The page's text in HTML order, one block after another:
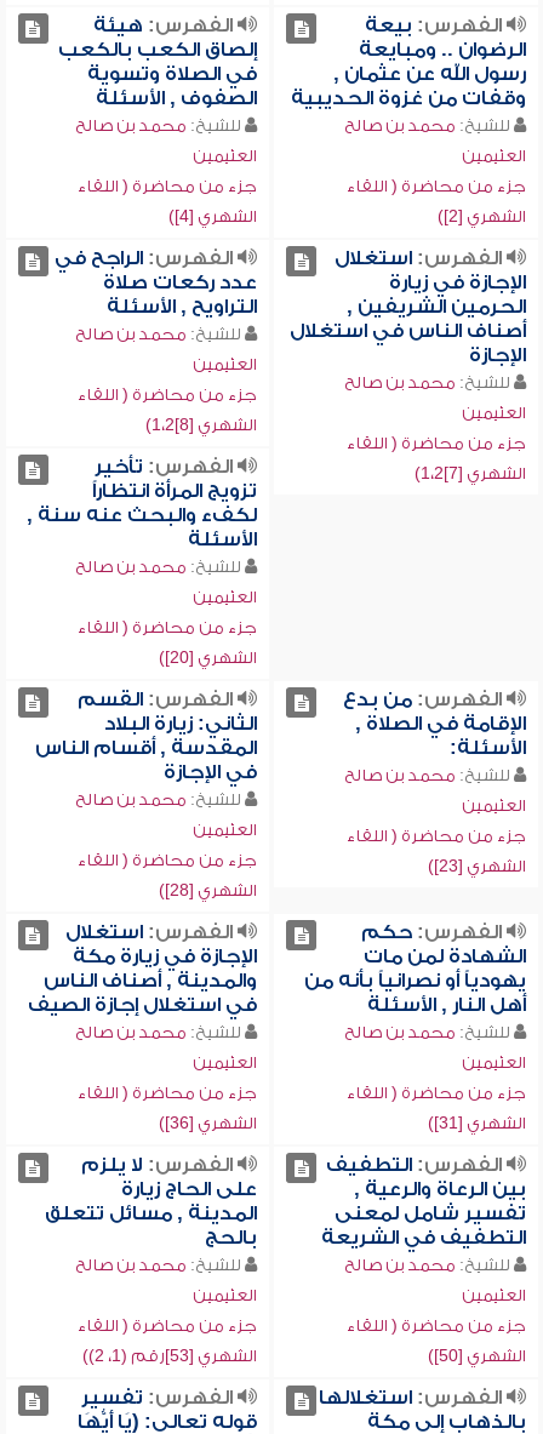
الفهرس: بيعة
الرضوان .. ومبايعة
رسول الله عن عثمان ,
وقفات من غزوة الحديبية
للشيخ: محمد بن صالح
العثيمين
جزء من محاضرة ( اللقاء
الشهري [2])
الفهرس: هيئة
إلصاق الكعب بالكعب
في الصلاة وتسوية
الصفوف , الأسئلة
للشيخ: محمد بن صالح
العثيمين
جزء من محاضرة ( اللقاء
الشهري [4])
الفهرس:استغلال
الإجازة في زيارة
الحرمين الشريفين ,
أصناف الناس في استغلال
الإجازة
للشيخ: محمد بن صالح
العثيمين
جزء من محاضرة ( اللقاء
الشهري [7]1،2)
الفهرس:الراجح في
عدد ركعات صلاة
التراويح , الأسئلة
للشيخ: محمد بن صالح
العثيمين
جزء من محاضرة ( اللقاء
الشهري [8]1،2)
الفهرس: تأخير
تزويج المرأة انتظاراً
لكفء والبحث عنه سنة ,
الأسئلة
للشيخ: محمد بن صالح
العثيمين
جزء من محاضرة ( اللقاء
الشهري [20])
الفهرس:من بدع
الإقامة في الصلاة ,
الأسئلة:
للشيخ: محمد بن صالح
العثيمين
جزء من محاضرة ( اللقاء
الشهري [23])
الفهرس:القسم
الثاني: زيارة البلاد
المقدسة , أقسام الناس
في الإجازة
للشيخ: محمد بن صالح
العثيمين
جزء من محاضرة ( اللقاء
الشهري [28])
الفهرس:حكم
الشهادة لمن مات
يهودياً أو نصرانياً بأنه من
أهل النار , الأسئلة
للشيخ: محمد بن صالح
العثيمين
جزء من محاضرة ( اللقاء
الشهري [31])
الفهرس:استغلال
الإجازة في زيارة مكة
والمدينة , أصناف الناس
في استغلال إجازة الصيف
للشيخ: محمد بن صالح
العثيمين
جزء من محاضرة ( اللقاء
الشهري [36])
الفهرس:التطفيف
بين الرعاة والرعية ,
تفسير شامل لمعنى
التطفيف في الشريعة
للشيخ: محمد بن صالح
العثيمين
جزء من محاضرة ( اللقاء
الشهري [50])
الفهرس: لا يلزم
على الحاج زيارة
المدينة , مسائل تتعلق
بالحج
للشيخ: محمد بن صالح
العثيمين
جزء من محاضرة ( اللقاء
الشهري [53]رقم (1، 2))
الفهرس:استغلالها
بالذهاب إلى مكة
الفهرس: تفسير
قوله تعالى: (يَا أَيُّهَا